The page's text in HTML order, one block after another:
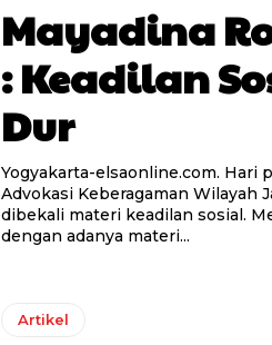
Mayadina
: Keadilan
Dur
Yogyakarta-elsaonline.com. Hari
Advokasi Keberagaman Wilayah
dibekali materi keadilan sosial.
dengan adanya materi...
Artikel